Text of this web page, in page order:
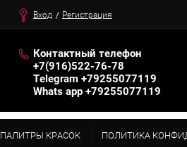
Контактный телефон
+7(916)522-76-78
Telegram +79255077119
Whats app +79255077119
Вход Регистрация
ПАЛИТРЫ КРАСОК ПОЛИТИКА